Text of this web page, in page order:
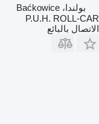
بولندا، Baćkowice
P.U.H. ROLL-CAR
الاتصال بالبائع